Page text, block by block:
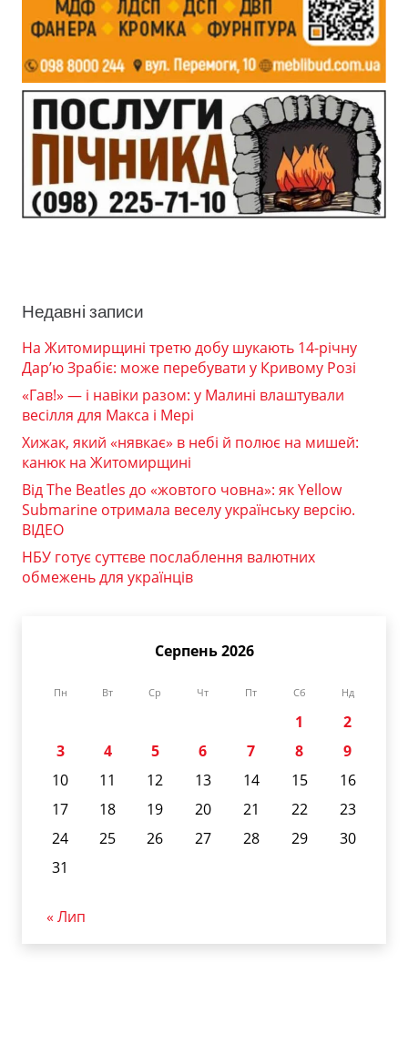
Недавні записи
На Житомирщині третю добу шукають 14-річну
Дар’ю Зрабіє: може перебувати у Кривому Розі
«Гав!» — і навіки разом: у Малині влаштували
весілля для Макса і Мері
Хижак, який «нявкає» в небі й полює на мишей:
канюк на Житомирщині
Від The Beatles до «жовтого човна»: як Yellow
Submarine отримала веселу українську версію.
ВІДЕО
НБУ готує суттєве послаблення валютних
обмежень для українців
Серпень 2026
Пн Вт Ср Чт Пт Сб Нд
1
2
3
4 5 6 7 8
9
10
11 12 13 14 15
16
17
18 19 20 21 22
23
24
25 26 27 28 29
30
31
« Лип